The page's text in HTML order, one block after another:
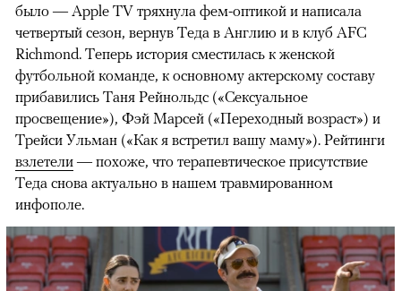
00:00 / 00:00
было — Apple TV тряхнула фем-оптикой и написала
четвертый сезон, вернув Теда в Англию и в клуб AFC
Richmond. Теперь история сместилась к женской
футбольной команде, к основному актерскому составу
прибавились Таня Рейнольдс («Сексуальное
просвещение»), Фэй Марсей («Переходный возраст») и
Трейси Ульман («Как я встретил вашу маму»). Рейтинги
взлетели — похоже, что терапевтическое присутствие
Теда снова актуально в нашем травмированном
инфополе.